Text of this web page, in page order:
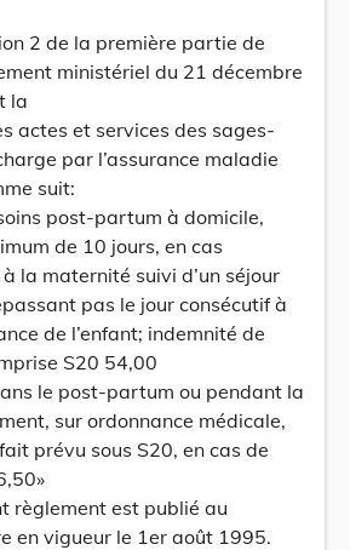
2 de la première partie de
ministériel du 21 décembre
la
actes et services des sages-
par l’assurance maladie
suit:
post-partum à domicile,
de 10 jours, en cas
à la maternité suivi d’un séjour
pas le jour consécutif à
de l’enfant; indemnité de
S20 54,00
le post-partum ou pendant la
sur ordonnance médicale,
prévu sous S20, en cas de
règlement est publié au
en vigueur le 1er août 1995.